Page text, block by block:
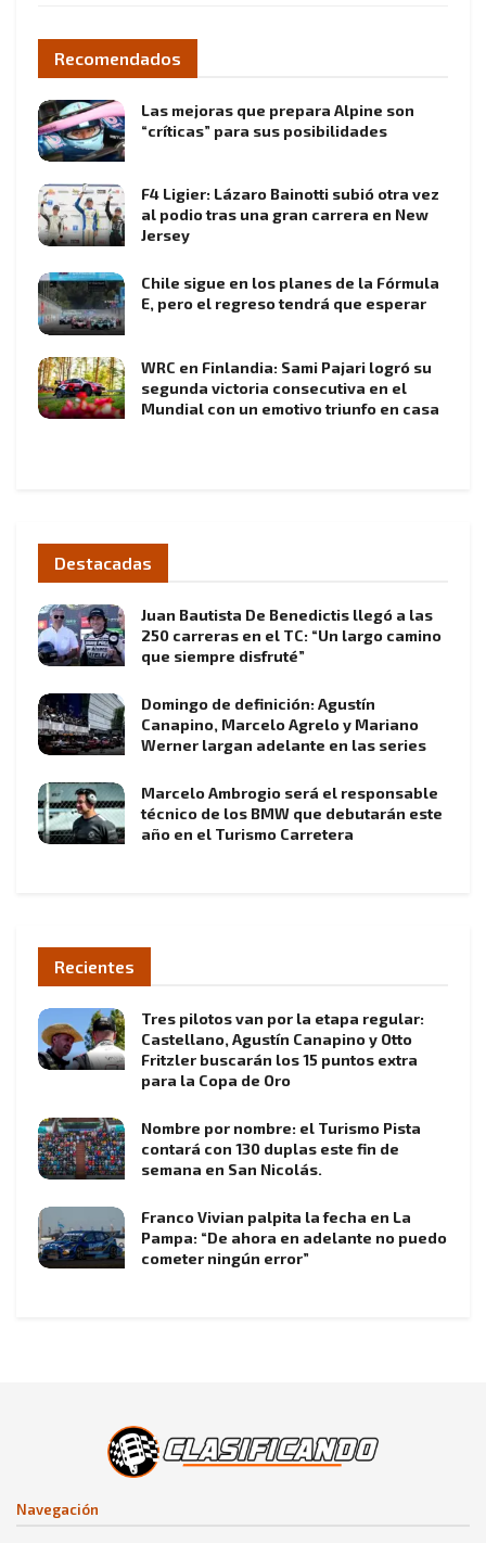
Recomendados
Las mejoras que prepara Alpine son
“críticas” para sus posibilidades
F4 Ligier: Lázaro Bainotti subió otra vez
al podio tras una gran carrera en New
Jersey
Chile sigue en los planes de la Fórmula
E, pero el regreso tendrá que esperar
WRC en Finlandia: Sami Pajari logró su
segunda victoria consecutiva en el
Mundial con un emotivo triunfo en casa
Destacadas
Juan Bautista De Benedictis llegó a las
250 carreras en el TC: “Un largo camino
que siempre disfruté”
Domingo de definición: Agustín
Canapino, Marcelo Agrelo y Mariano
Werner largan adelante en las series
Marcelo Ambrogio será el responsable
técnico de los BMW que debutarán este
año en el Turismo Carretera
Recientes
Tres pilotos van por la etapa regular:
Castellano, Agustín Canapino y Otto
Fritzler buscarán los 15 puntos extra
para la Copa de Oro
Nombre por nombre: el Turismo Pista
contará con 130 duplas este fin de
semana en San Nicolás.
Franco Vivian palpita la fecha en La
Pampa: “De ahora en adelante no puedo
cometer ningún error”
Navegación